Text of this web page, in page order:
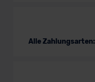
Alle Zahlungsarten: